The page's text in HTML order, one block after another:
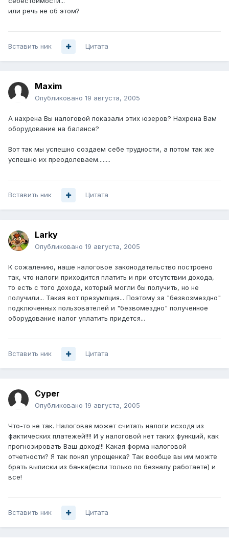
или речь не об этом?
Вставить ник Цитата
Maxim
Опубликовано 19 августа, 2005
А нахрена Вы налоговой показали этих юзеров? Нахрена Вам
оборудование на балансе?
Вот так мы успешно создаем себе трудности, а потом так же
успешно их преодолеваем........
Вставить ник Цитата
Larky
Опубликовано 19 августа, 2005
К сожалению, наше налоговое законодательство построено
так, что налоги приходится платить и при отсутствии дохода,
то есть с того дохода, который могли бы получить, но не
получили... Такая вот презумпция... Поэтому за "безвозмездно"
подключенных пользователей и "безвомездно" полученное
оборудование налог уплатить придется...
Вставить ник Цитата
Cyper
Опубликовано 19 августа, 2005
Что-то не так. Налоговая может считать налоги исходя из
фактических платежей!!!! И у налоговой нет таких функций, как
прогнозировать Ваш доход!!! Какая форма налоговой
отчетности? Я так понял упрощенка? Так вообще вы им можте
брать выписки из банка(если только по безналу работаете) и
все!
Вставить ник Цитата